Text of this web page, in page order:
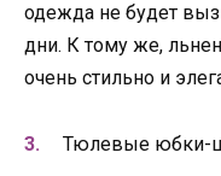
одежда не будет
дни. К тому же,
очень стильно и
Тюлевые юбки-